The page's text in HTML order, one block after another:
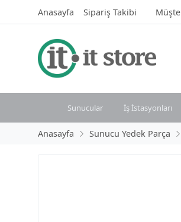
Anasayfa Sipariş Takibi
Sunucular İş İstasyonları
Anasayfa Sunucu Yedek Parça